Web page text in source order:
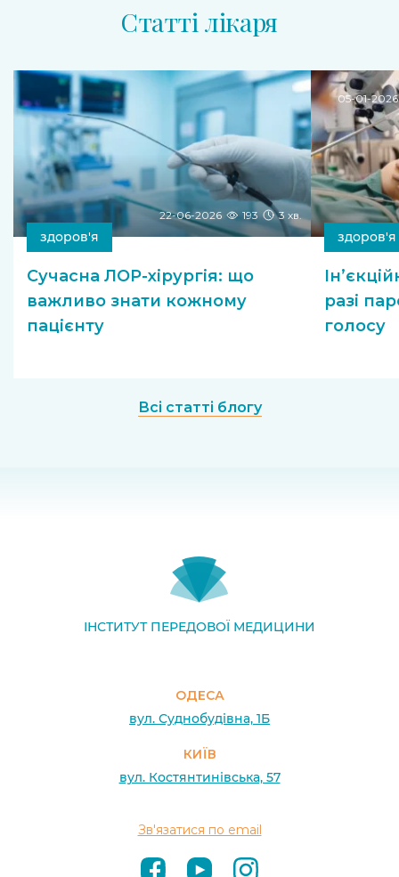
Статті лікаря
22-06-2026 193 3 хв.
здоров'я
Сучасна ЛОР-хірургія: що
важливо знати кожному
пацієнту
05-01-2026
здоров'я
разі
голосу
Всі статті блогу
ІНСТИТУТ ПЕРЕДОВОЇ МЕДИЦИНИ
ОДЕСА
вул. Суднобудівна, 1Б
КИЇВ
вул. Костянтинівська, 57
Зв'язатися по email